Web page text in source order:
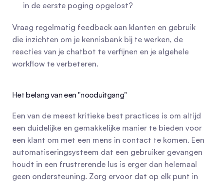
in de eerste poging opgelost?
Vraag regelmatig feedback aan klanten en gebruik
die inzichten om je kennisbank bij te werken, de
reacties van je chatbot te verfijnen en je algehele
workflow te verbeteren.
Het belang van een "nooduitgang"
Een van de meest kritieke best practices is om altijd
een duidelijke en gemakkelijke manier te bieden voor
een klant om met een mens in contact te komen. Een
automatiseringsysteem dat een gebruiker gevangen
houdt in een frustrerende lus is erger dan helemaal
geen ondersteuning. Zorg ervoor dat op elk punt in